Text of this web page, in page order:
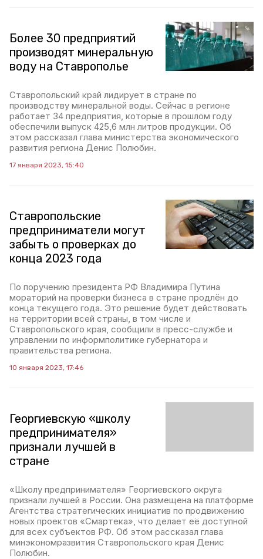
Более 30 предприятий
производят минеральную
воду на Ставрополье
Ставропольский край лидирует в стране по
производству минеральной воды. Сейчас в регионе
работает 34 предприятия, которые в прошлом году
обеспечили выпуск 425,6 млн литров продукции. Об
этом рассказал глава министерства экономического
развития региона Денис Полюбин.
17 января 2023, 15:40
Ставропольские
предприниматели могут
забыть о проверках до
конца 2023 года
По поручению президента РФ Владимира Путина
мораторий на проверки бизнеса в стране продлён до
конца текущего года. Это решение будет действовать
на территории всей страны, в том числе и
Ставропольского края, сообщили в пресс-службе и
управлении по информполитике губернатора и
правительства региона.
10 января 2023, 17:46
Георгиевскую «школу
предпринимателя»
признали лучшей в
стране
«Школу предпринимателя» Георгиевского округа
признали лучшей в России. Она размещена на платформе
Агентства стратегических инициатив по продвижению
новых проектов «Смартека», что делает её доступной
для всех субъектов РФ. Об этом рассказал глава
минэкономразвития Ставропольского края Денис
Полюбин.